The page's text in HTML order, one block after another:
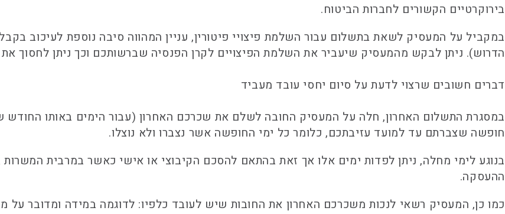
בירוקרטיים הקשורים לחברות הביטוח.
במקביל על המעסיק לשאת בתשלום עבור השלמת פיצויי פיטורין, עניין המהווה סיבה נוספת לעיכוב
הדרוש). ניתן לבקש מהמעסיק שיעביר את השלמת הפיצויים לקרן הפנסיה שברשותכם וכך ניתן לחסוך
דברים חשובים שרצוי לדעת על סיום יחסי עובד מעביד
במסגרת התשלום האחרון, חלה על המעסיק החובה לשלם את שכרכם האחרון (עבור הימים באותו
חופשה שצברתם עד למועד עזיבתכם, כלומר כל ימי החופשה אשר נצברו ולא נוצלו.
בנוגע לימי מחלה, ניתן לפדות ימים אלו אך זאת בהתאם להסכם הקיבוצי או אישי כאשר במרבית
ההעסקה.
כמו כן, המעסיק רשאי לנכות משכרכם האחרון את החובות שיש לעובד כלפיו: לדוגמה במידה ומדובר על